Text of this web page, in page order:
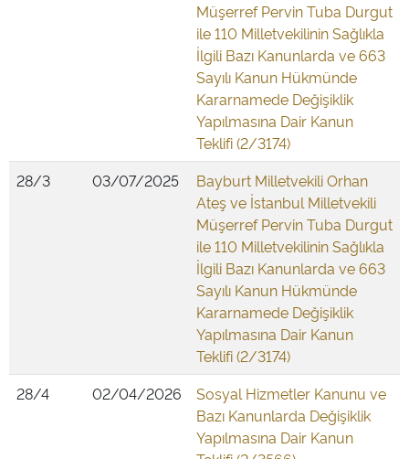
Müşerref Pervin Tuba Durgut
ile 110 Milletvekilinin Sağlıkla
İlgili Bazı Kanunlarda ve 663
Sayılı Kanun Hükmünde
Kararnamede Değişiklik
Yapılmasına Dair Kanun
Teklifi (2/3174)
28/3
03/07/2025
Bayburt Milletvekili Orhan
Ateş ve İstanbul Milletvekili
Müşerref Pervin Tuba Durgut
ile 110 Milletvekilinin Sağlıkla
İlgili Bazı Kanunlarda ve 663
Sayılı Kanun Hükmünde
Kararnamede Değişiklik
Yapılmasına Dair Kanun
Teklifi (2/3174)
28/4
02/04/2026
Sosyal Hizmetler Kanunu ve
Bazı Kanunlarda Değişiklik
Yapılmasına Dair Kanun